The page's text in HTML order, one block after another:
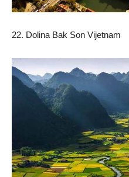
22. Dolina Bak Son Vijetnam